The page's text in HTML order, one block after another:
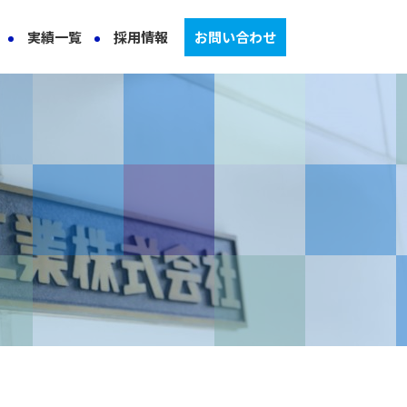
実績一覧 採用情報 お問い合わせ